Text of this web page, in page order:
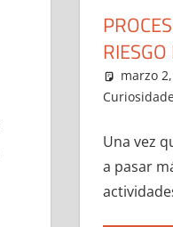
marzo
Una vez
a pasar